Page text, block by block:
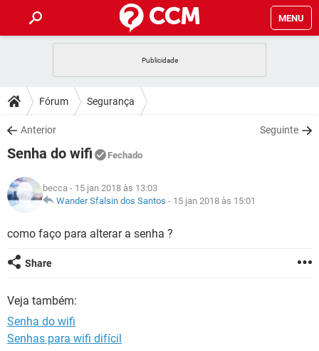
MENU
CELULAR
OUTLOOK
INSTAGRAM
GUIA DE COMPRAS
DICAS
JOGOS
INSTAGRAM
GUIA DE COMPRAS
DOWNLOADS
JOGOS
CELULAR
OUTLOOK EXCEL
INSTAGRAM GMAIL
JOGOS
CELULAR
OUTLOOK EXCEL
INSTAGRAM
GLOSSÁRIO
JOGOS WHATSAPP
INSTAGRAM
GUIA DE COMPRAS
Fórum Segurança
Anterior Seguinte
Senha do wifi Fechado
becca - 15 jan 2018 às 13:03
Wander Sfalsin dos Santos - 15 jan 2018 às 15:01
como faço para alterar a senha ?
Share
Veja também:
Senha do wifi
Senhas para wifi difícil